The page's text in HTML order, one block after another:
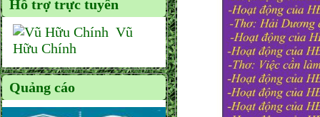
Hỗ trợ trực tuyến
Vũ
Hữu Chính
Quảng cáo